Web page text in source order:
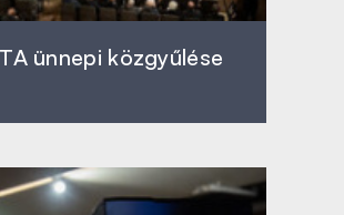
ünnepi közgyűlése